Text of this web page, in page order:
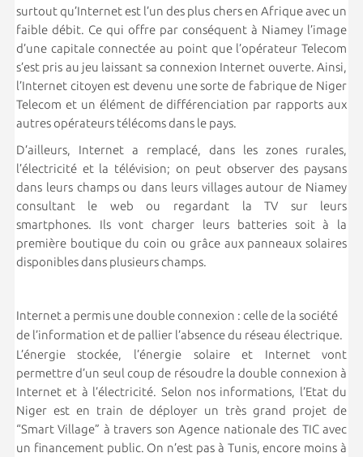
surtout qu’Internet est l’un des plus chers en Afrique avec un
faible débit. Ce qui offre par conséquent à Niamey l’image
d’une capitale connectée au point que l’opérateur Telecom
s’est pris au jeu laissant sa connexion Internet ouverte. Ainsi,
l’Internet citoyen est devenu une sorte de fabrique de Niger
Telecom et un élément de différenciation par rapports aux
autres opérateurs télécoms dans le pays.
D’ailleurs, Internet a remplacé, dans les zones rurales,
l’électricité et la télévision; on peut observer des paysans
dans leurs champs ou dans leurs villages autour de Niamey
consultant le web ou regardant la TV sur leurs
smartphones. Ils vont charger leurs batteries soit à la
première boutique du coin ou grâce aux panneaux solaires
disponibles dans plusieurs champs.
Internet a permis une double connexion : celle de la société
de l’information et de pallier l’absence du réseau électrique.
L’énergie stockée, l’énergie solaire et Internet vont
permettre d’un seul coup de résoudre la double connexion à
Internet et à l’électricité. Selon nos informations, l’Etat du
Niger est en train de déployer un très grand projet de
“Smart Village” à travers son Agence nationale des TIC avec
un financement public. On n’est pas à Tunis, encore moins à